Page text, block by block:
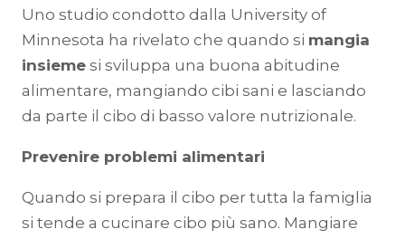
Uno studio condotto dalla University of
Minnesota ha rivelato che quando si mangia
insieme si sviluppa una buona abitudine
alimentare, mangiando cibi sani e lasciando
da parte il cibo di basso valore nutrizionale.
Prevenire problemi alimentari
Quando si prepara il cibo per tutta la famiglia
si tende a cucinare cibo più sano. Mangiare